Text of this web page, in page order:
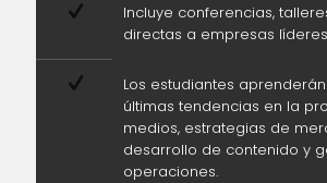
Incluye conferencias,
directas a empresas
Los estudiantes
últimas tendencias en la
medios, estrategias de
desarrollo de contenido y
operaciones.